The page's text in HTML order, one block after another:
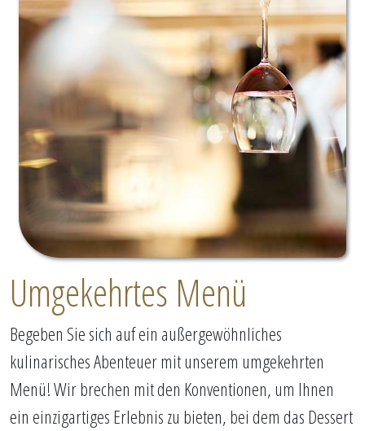
Umgekehrtes Menü
Begeben Sie sich auf ein außergewöhnliches
kulinarisches Abenteuer mit unserem umgekehrten
Menü! Wir brechen mit den Konventionen, um Ihnen
ein einzigartiges Erlebnis zu bieten, bei dem das Dessert